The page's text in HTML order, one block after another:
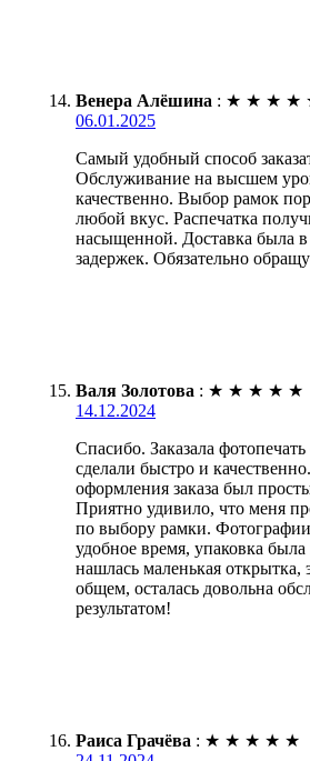
Венера Алёшина : ★ ★ ★ ★
06.01.2025
Самый удобный способ
Обслуживание на высшем
качественно. Выбор рамок
любой вкус. Распечатка
насыщенной. Доставка была
задержек. Обязательно
Валя Золотова : ★ ★ ★ ★ ★
14.12.2024
Спасибо. Заказала
сделали быстро и
оформления заказа был
Приятно удивило, что меня
по выбору рамки.
удобное время, упаковка
нашлась маленькая открытка,
общем, осталась довольна
результатом!
Раиса Грачёва : ★ ★ ★ ★ ★